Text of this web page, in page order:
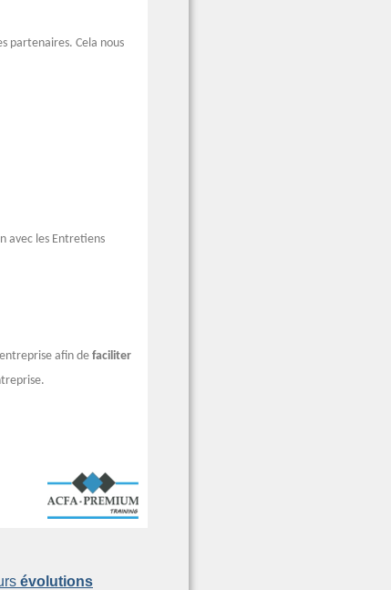
partenaires. Cela nous
avec les Entretiens
afin de faciliter
évolutions